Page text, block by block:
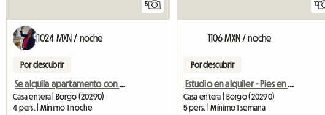
5
1024 MXN / noche
Por descubrir
Se alquila apartamento con terraza, 1ª planta, a 300m de la playa.
Casa entera | Borgo (20290)
4 pers. | Mínimo 1 noche
10
1106 MXN / noche
Por descubrir
Estudio en alquiler - Pies en el agua
Casa entera | Borgo (20290)
5 pers. | Mínimo 1 semana